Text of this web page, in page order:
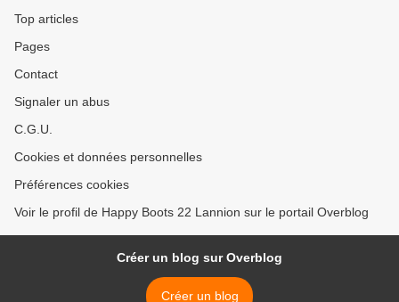
Top articles
Pages
Contact
Signaler un abus
C.G.U.
Cookies et données personnelles
Préférences cookies
Voir le profil de Happy Boots 22 Lannion sur le portail Overblog
Créer un blog sur Overblog
Créer un blog